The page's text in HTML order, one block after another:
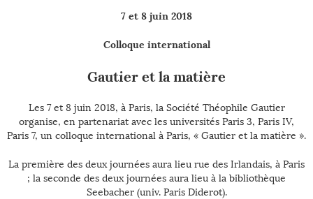
7 et 8 juin 2018
Colloque international
Gautier et la matière
Les 7 et 8 juin 2018, à Paris, la Société Théophile Gautier
organise, en partenariat avec les universités Paris 3, Paris IV,
Paris 7, un colloque international à Paris, « Gautier et la matière ».
La première des deux journées aura lieu rue des Irlandais, à Paris
; la seconde des deux journées aura lieu à la bibliothèque
Seebacher (univ. Paris Diderot).